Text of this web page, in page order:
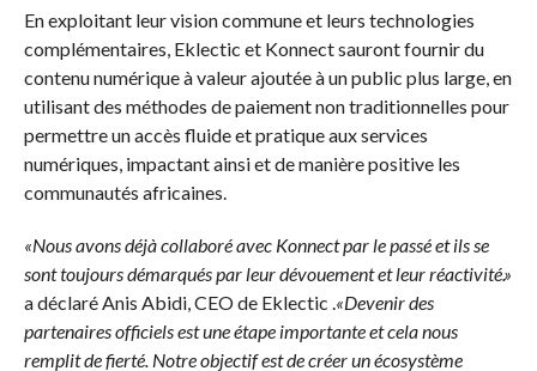
En exploitant leur vision commune et leurs technologies
complémentaires, Eklectic et Konnect saurontfournir du
contenu numérique à valeur ajoutée à un public plus large, en
utilisant des méthodes de paiement non traditionnelles pour
permettre un accès fluide et pratique aux services
numériques, impactant ainsi et de manière positive les
communautés africaines.
«Nous avons déjà collaboré avec Konnect par le passé et ils se
sont toujours démarqués par leur dévouement et leur réactivité.»
a déclaré Anis Abidi, CEO de Eklectic . «Devenir des
partenaires officiels est une étape importante et cela nous
remplit de fierté. Notre objectif est de créer un écosystème